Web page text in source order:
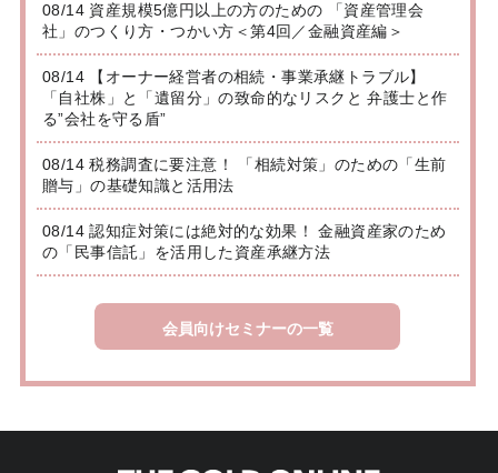
08/14 資産規模5億円以上の方のための 「資産管理会
社」のつくり方・つかい方＜第4回／金融資産編＞
08/14 【オーナー経営者の相続・事業承継トラブル】
「自社株」と「遺留分」の致命的なリスクと 弁護士と作
る”会社を守る盾”
08/14 税務調査に要注意！ 「相続対策」のための「生前
贈与」の基礎知識と活用法
08/14 認知症対策には絶対的な効果！ 金融資産家のため
の「民事信託」を活用した資産承継方法
会員向けセミナーの一覧